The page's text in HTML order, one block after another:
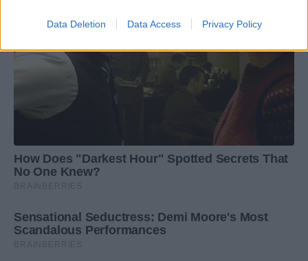
Data Deletion Data Access Privacy Policy